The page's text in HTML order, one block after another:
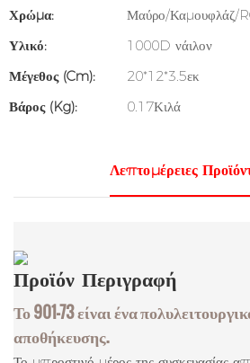
Χρώμα:
Μαύρο/Καμουφλάζ/
Υλικό:
1000D νάιλον
Μέγεθος (cm):
20*12*3.5εκ
Βάρος (kg):
0.17Κιλά
Λεπτομέρειες
Προϊόν Περιγραφή
Το 901-73 είναι ένα
αποθήκευσης.